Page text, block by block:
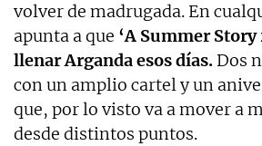
volver de madrugada. En
apunta a que ‘A Summer
llenar Arganda esos días. Dos
con un amplio cartel y un
que, por lo visto va a mover a
desde distintos puntos.